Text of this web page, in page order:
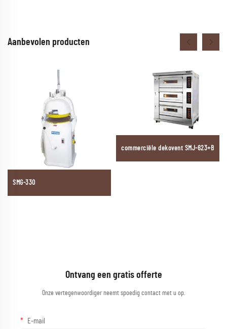
Aanbevolen producten
SMG-330
commerciële dekovent SMJ-623+B
Ontvang een gratis offerte
Onze vertegenwoordiger neemt spoedig contact met u op.
E-mail